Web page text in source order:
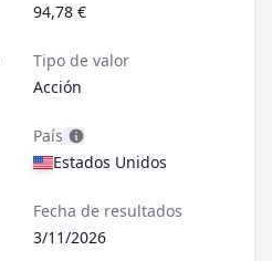
94,78 €
Tipo de valor
Acción
País
Estados Unidos
Fecha de resultados
3/11/2026